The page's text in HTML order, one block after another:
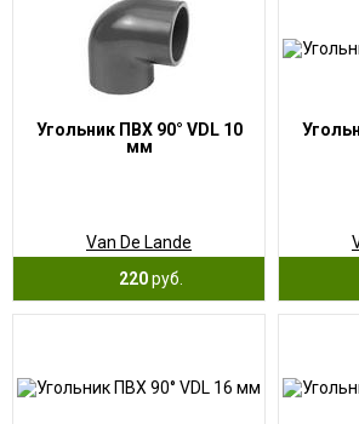
Угольник ПВХ 90° VDL 10
мм
Van De Lande
220руб.